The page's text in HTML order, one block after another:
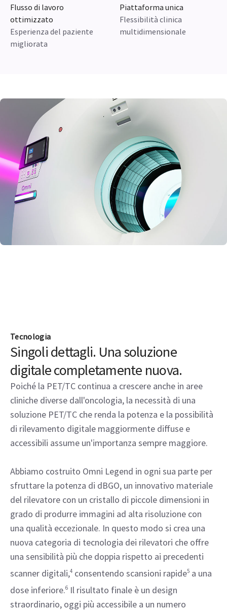
Flusso di lavoro
ottimizzato
Esperienza del paziente
migliorata
Piattaforma unica
Flessibilità clinica
multidimensionale
Tecnologia
Singoli dettagli. Una soluzione
digitale completamente nuova.
Poiché la PET/TC continua a crescere anche in aree
cliniche diverse dall'oncologia, la necessità di una
soluzione PET/TC che renda la potenza e la possibilità
di rilevamento digitale maggiormente diffuse e
accessibili assume un'importanza sempre maggiore.
Abbiamo costruito Omni Legend in ogni sua parte per
sfruttare la potenza di dBGO, un innovativo materiale
del rilevatore con un cristallo di piccole dimensioni in
grado di produrre immagini ad alta risoluzione con
una qualità eccezionale. In questo modo si crea una
nuova categoria di tecnologia dei rilevatori che offre
una sensibilità più che doppia rispetto ai precedenti
scanner digitali,4 consentendo scansioni rapide5 a una
dose inferiore.6 Il risultato finale è un design
straordinario, oggi più accessibile a un numero